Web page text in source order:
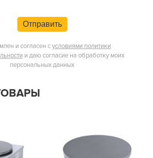
Отправить
и согласен сусловиями политики
и даю согласие на обработку моих
персональных данных